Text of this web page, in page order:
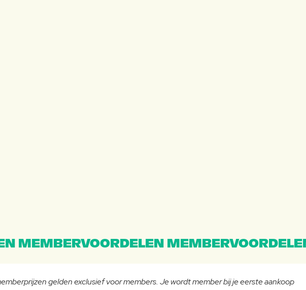
MEMBERVOORDELEN
gelden exclusief voor members. Je wordt member bij je eerste aankoop